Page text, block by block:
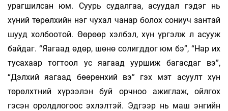
урагшилсан юм. Суурь судалгаа, асуудал гэдэг нь
хүний төрөлхийн нэг чухал чанар болох сониуч зантай
шууд холбоотой. Өөрөөр хэлбэл, хүн үргэлж л асууж
байдаг. “Яагаад өдөр, шөнө солигддог юм бэ”, “Нар их
тусахаар тогтоол ус яагаад ууршиж багасдаг вэ”,
“Дэлхий яагаад бөөрөнхий вэ” гэх мэт асуулт хүн
төрөлхтний хүрээлэн буй орчноо ажиглаж, ойлгох
гэсэн оролдлогоос эхлэлтэй. Эдгээр нь маш энгийн